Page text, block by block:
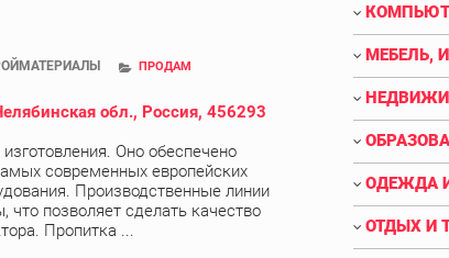
ПРОДАМ
обл., Россия, 456293
Оно обеспечено
современных европейских
Производственные линии
что позволяет сделать качество
Пропитка ...
МЕБЕЛЬ,
ОДЕЖДА
ОТДЫХ И